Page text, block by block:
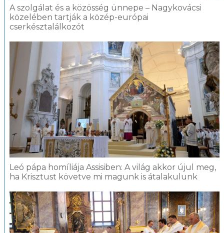
A szolgálat és a közösség ünnepe – Nagykovácsi
közelében tartják a közép-európai
cserkésztalálkozót
Leó pápa homíliája Assisiben: A világ akkor újul meg,
ha Krisztust követve mi magunk is átalakulunk